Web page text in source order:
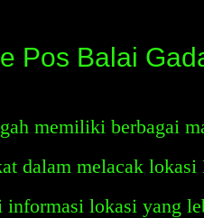
Pos Balai
memiliki berbagai
dalam melacak lokasi
informasi lokasi yang